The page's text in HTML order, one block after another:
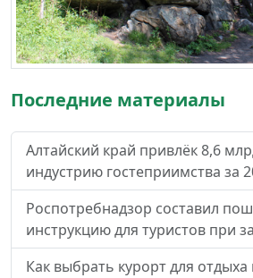
Последние материалы
Алтайский край привлёк 8,6
индустрию гостеприимства за
Роспотребнадзор составил
инструкцию для туристов при
Как выбрать курорт для